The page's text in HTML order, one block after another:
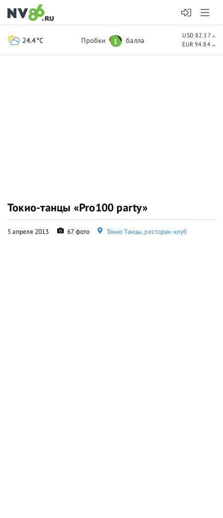
Токио-танцы «Pro100 party»
5 апреля 2013 67 фото Токио Танцы, ресторан-клуб
24.4°C Пробки 1 балла
USD 82.17
EUR 94.84